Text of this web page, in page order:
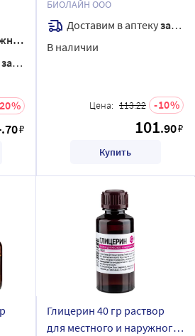
завтра
20
.70₽
БИОЛАЙН ООО
Доставим в аптекузавтра
В наличии
Цена: 113.22 10
101.90₽
Купить
Глицерин 40 гр раствор
для местного и наружного